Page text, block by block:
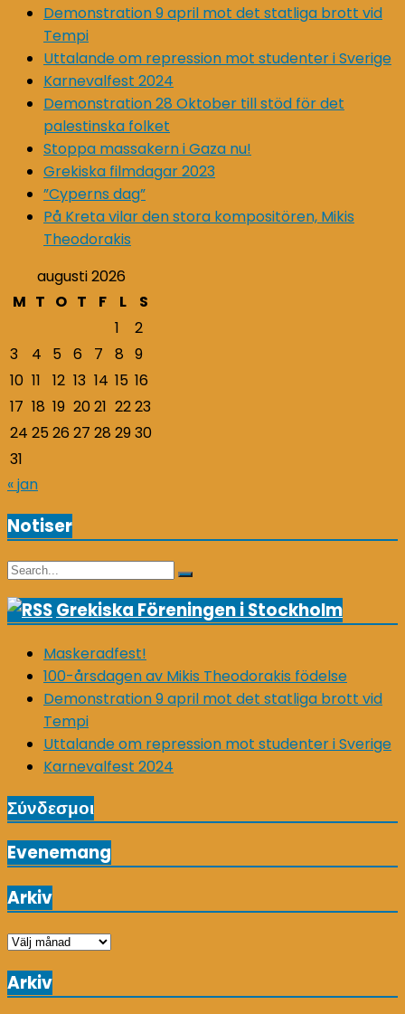
Demonstration 9 april mot det statliga brott vid
Tempi
Uttalande om repression mot studenter i Sverige
Karnevalfest 2024
Demonstration 28 Oktober till stöd för det
palestinska folket
Stoppa massakern i Gaza nu!
Grekiska filmdagar 2023
”Cyperns dag”
På Kreta vilar den stora kompositören, Mikis
Theodorakis
augusti 2026
M T O T F L
S
1
2
3
4 5 6 7 8 9
10 11 12 13 14 15 16
17 18 19 2021 2223
24 2526 27 28 2930
31
« jan
Notiser
Search
Search
Grekiska Föreningen i Stockholm
Maskeradfest!
100-årsdagen av Mikis Theodorakis födelse
Demonstration 9 april mot det statliga brott vid
Tempi
Uttalande om repression mot studenter i Sverige
Karnevalfest 2024
Σύνδεσμοι
Evenemang
Arkiv
Arkiv
Arkiv